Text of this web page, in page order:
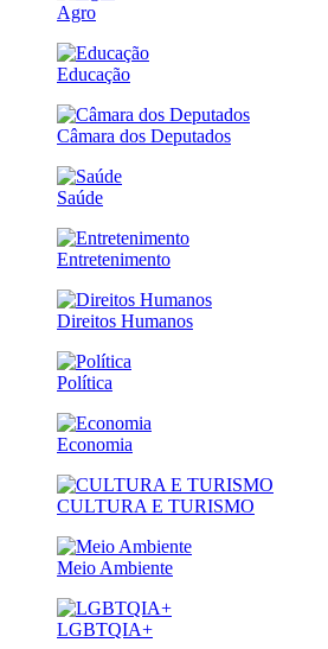
Agro
Educação
Câmara dos Deputados
Saúde
Entretenimento
Direitos Humanos
Política
Economia
CULTURA E TURISMO
Meio Ambiente
LGBTQIA+